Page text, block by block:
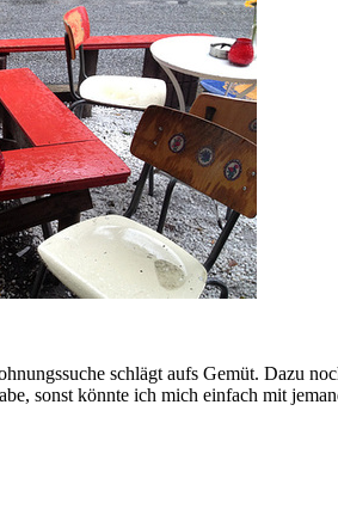
schlägt aufs Gemüt. Dazu
sonst könnte ich mich einfach mit